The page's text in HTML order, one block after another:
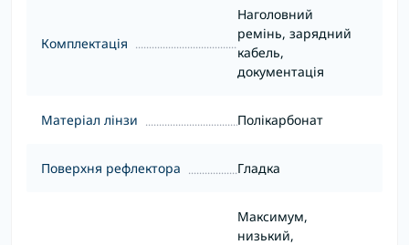
Комплектація
Наголовний
ремінь, зарядний
кабель,
документація
Матеріал лінзи Полікарбонат
Поверхня рефлектора Гладка
Максимум,
низький,